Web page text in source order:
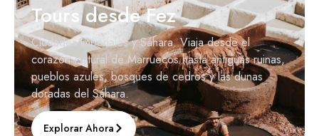
Tours desde Fez
Ciudades imperiales y Sáhara. Viaja desde el
corazón cultural de Marruecos hasta antiguas ruinas,
pueblos azules, bosques de cedros y las dunas
doradas del Sáhara.
Explorar Ahora